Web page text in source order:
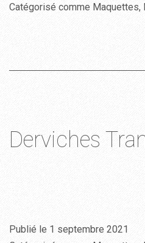
Catégorisé comme Maquettes,
Derviches
Publié le 1 septembre 2021